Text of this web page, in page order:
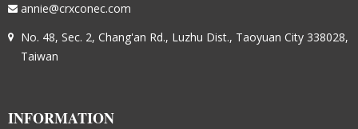
annie@crxconec.com
No. 48, Sec. 2, Chang'an Rd., Luzhu Dist., Taoyuan City 338028,
Taiwan
INFORMATION